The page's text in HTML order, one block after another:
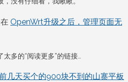
OpenWrt升级之后，管理页面无
多的“阅读更多”的链接…
几天买个的900块不到的山寨平板